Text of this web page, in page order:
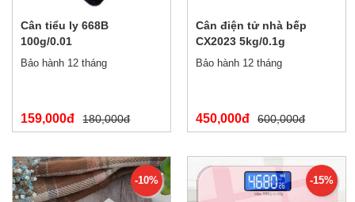
Cân tiểu ly 668B
100g/0.01
Bảo hành 12 tháng
159,000đ 180,000đ
Cân điện tử nhà bếp
CX2023 5kg/0.1g
Bảo hành 12 tháng
450,000đ 600,000đ
-10% -15%